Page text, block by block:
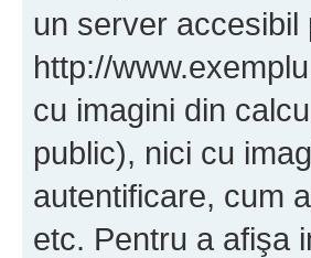
un server
http://
cu imagini din
public), nici cu
autentificare, cum
etc. Pentru a afişa